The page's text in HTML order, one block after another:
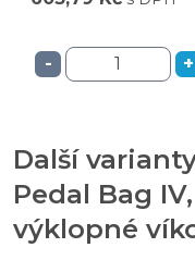
- +
Další
Pedal Bag
výklopné